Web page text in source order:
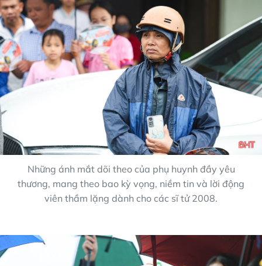
Những ánh mắt dõi theo của phụ huynh đầy yêu
thương, mang theo bao kỳ vọng, niềm tin và lời động
viên thầm lặng dành cho các sĩ tử 2008.